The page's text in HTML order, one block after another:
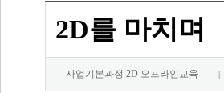
2D를 마치며
사업기본과정 2D 오프라인교육